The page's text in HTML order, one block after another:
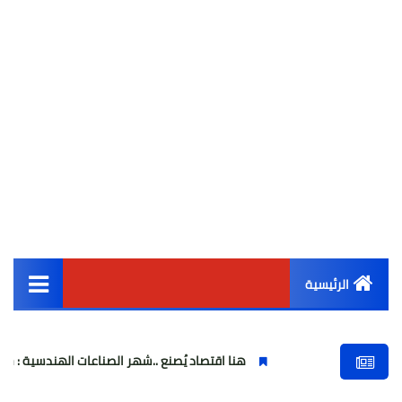
الرئيسية
أخبار مصر
هنا اقتصاد يُصنع ..شهر الصناعات الهندسية : حيث تتحول الفكرة